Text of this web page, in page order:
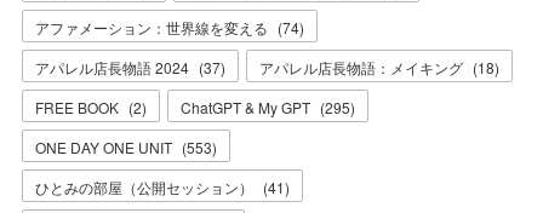
アファメーション：世界線を変える (74)
アパレル店長物語 2024 (37) アパレル店長物語：メイキング (18)
FREE BOOK (2) ChatGPT & My GPT (295)
ONE DAY ONE UNIT (553)
ひとみの部屋（公開セッション）
(41)